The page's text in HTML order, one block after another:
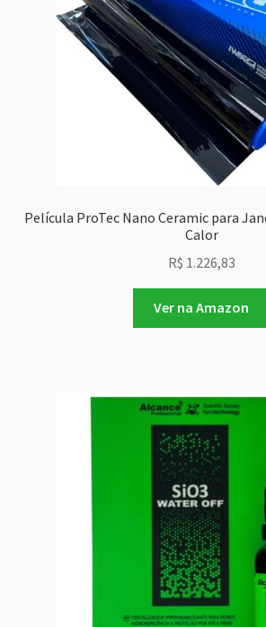
Película ProTec Nano Ceramic para
Calor
R$ 1.226,83
Ver na Amazon